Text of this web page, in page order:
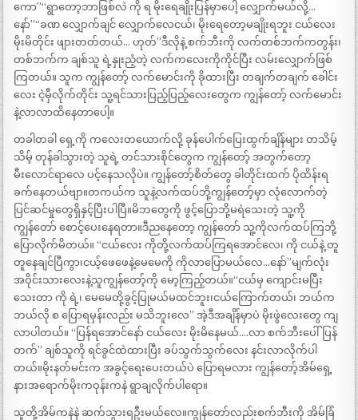
ကော”“ရွာတော့ဘာဖြစ်လဲ ကို ရ မိုးရေချိုးပြန်မှာပေါ့ လျှောက်မယ်လို့…
နော်”“ခဏ လျှောက်ချင် လျှောက်လေငယ်၊ မိုးရေတော့မချိုးရဘူး ငယ်လေး
မိုးမိတိုင်း ဖျားတတ်တယ်… ဟုတ်”ဒီလိုနဲ့ စက်ဘီးကို လက်တစ်ဘက်ကတွန်း၊
တစ်ဘက်က ချစ်သူ ရဲ့နှုးညံ့တဲ့ လက်ကလေးကိုကိုင်ပြီး လမ်းလျှောက်ဖြစ်
ကြတယ်။ သူက ကျွန်တော့် လက်မောင်းကို ခိုထားပြီး တချက်တချက် ခေါင်း
လေး ငဲ့မှီလိုက်တိုင်း သူ့ရင်သားပြည့်ပြည့်လေးတွေက ကျွန်တော့် လက်မောင်း
နဲ့လာလာထိနေတာပေါ့။
တခါတခါ ရှေ့ကို ကလေးတယောက်လို့ ခုန်ပေါက်ပြေးထွက်ချိန်များ တသိမ့်
သိမ့် တုန်ခါသွားတဲ့ သူရဲ့ တင်သားစိုင်တွေက ကျွန်တော့် အတွက်တော့
မီးလောင်ရာလေ ပင့်နေသလိုပဲ။ ကျွန်တော့်စိတ်တွေ ခါတိုင်းထက် ပိုထိန်းရ
ခက်နေတယ်ဗျာ။တကယ်က သူနဲ့လက်ထပ်ဘို့ကျွန်တော့်မှာ လုံလောက်တဲ့
ပြင်ဆင်မှုတွေရှိနှင့်ပြီးပါပြီ။မိဘတွေကို ဖွင့်ပြောဘို့မရဲသေးတဲ့ သူ့ကို
ကျွန်တော် စောင့်ပေးနေရတာ။ဒီညနေတော့ ကျွန်တော် သူ့ကိုလက်ထပ်ကြဘို့
ပြောလိုက်မိတယ်။ “ငယ်လေး ကိုတို့လက်ထပ်ကြရအောင်လေ၊ ကို ငယ်နဲ့ တူ
တူနေချင်ပြီကွာ၊ငယ့်ဖေဖေနဲ့မေမေကို ကိုလာပြောမယ်လေ…နော်”မျက်လုံး
အဝိုင်းသားလေးနဲ့သူကျွန်တော့်ကို မော့ကြည့်တယ်။“ငယ်မှ ကျောင်းမပြီး
သေးတာ ကို ရဲ့၊ မေမေတို့ခွင့်ပြုမယ်မထင်ဘူး၊ငယ်ကြောက်တယ်၊ ဘယ်က
ဘယ်လို စ ပြောရမှန်းလည်း မသိဘူးလေ” အဲ့ဒီအချိန်မှာပဲ မိုးဖွဲလေးတွေ ကျ
လာပါတယ်။ “ပြန်ရအောင်နော် ငယ်လေး မိုးမိနေမယ်….လာ စက်ဘီးပေါ်ပြန်
တက်” ချစ်သူကို ရင်ခွင်ထဲထားပြီး ခပ်သွက်သွက်လေး နင်းလာလိုက်ပါ
တယ်။မိုးနတ်မင်းက အခွင့်ရေးပေးတယ်ပဲ ပြောရမလား ကျွန်တော့်အိမ်ရှေ့
နားအရောက်မိုးကဝုန်းကနဲ ရွာချလိုက်ပါရော။
သူတို့အိမ်ကနဲနဲ ဆက်သွားရဦးမယ်လေ။ကျွန်တော်လည်းစက်ဘီးကို အိမ်ခြံ